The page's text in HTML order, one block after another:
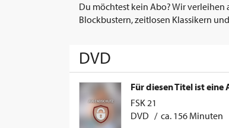
Du möchtest kein Abo? Wir
Blockbustern, zeitlosen Klassikern
DVD
Für diesen Titel ist
FSK 21
DVD / ca. 156 Minuten